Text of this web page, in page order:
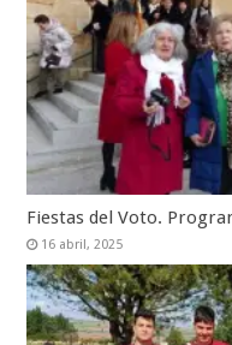
Fiestas del Voto.
16 abril, 2025